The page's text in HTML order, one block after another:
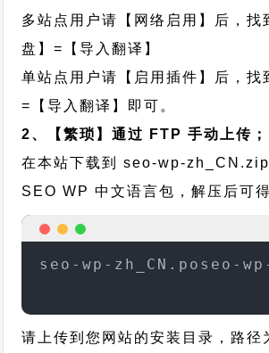
多站点用户请【网络启用】后，找
盘】=【导入翻译】
单站点用户请【启用插件】后，找
=【导入翻译】即可。
2、【繁琐】通过 FTP 手动上传；
在本站下载到seo-wp-zh_CN.zip
SEO WP 中文语言包，解压后可
seo-wp-zh_CN.poseo-
请上传到您网站的安装目录，路径